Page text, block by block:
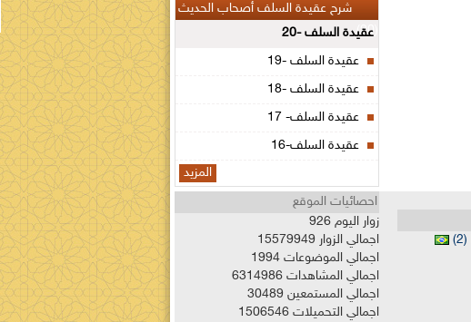
شرح عقيدة السلف أصحاب الحديث
عقيدة السلف -20
عقيدة السلف -19
عقيدة السلف -18
عقيدة السلف- 17
عقيدة السلف-16
المزيد
(2)
احصائيات الموقع
زوار اليوم926
اجمالي الزوار15579949
اجمالي الموضوعات1994
اجمالي المشاهدات6314986
اجمالي المستمعين30489
اجمالي التحميلات1506546